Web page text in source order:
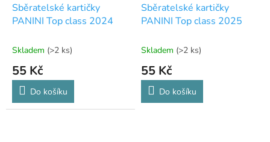
Sběratelské kartičky
PANINI Top class 2024
Skladem (>2 ks)
55 Kč
Do košíku
Sběratelské kartičky
PANINI Top class 2025
Skladem (>2 ks)
55 Kč
Do košíku